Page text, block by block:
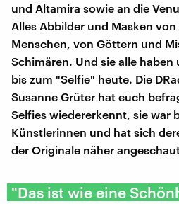
und Altamira sowie an die
Alles Abbilder und Masken
Menschen, von Göttern und
Schimären. Und sie alle haben
bis zum "Selfie" heute. Die
Susanne Grüter hat euch
Selfies wiedererkennt, sie war
Künstlerinnen und hat sich
der Originale näher
"Das ist wie eine